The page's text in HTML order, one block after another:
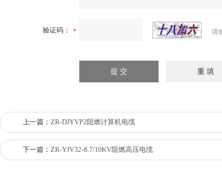
验证码： 请
上一篇： ZR-DJYVP2阻燃计算机电缆
下一篇： ZR-YJV32-8.7/10KV阻燃高压电缆